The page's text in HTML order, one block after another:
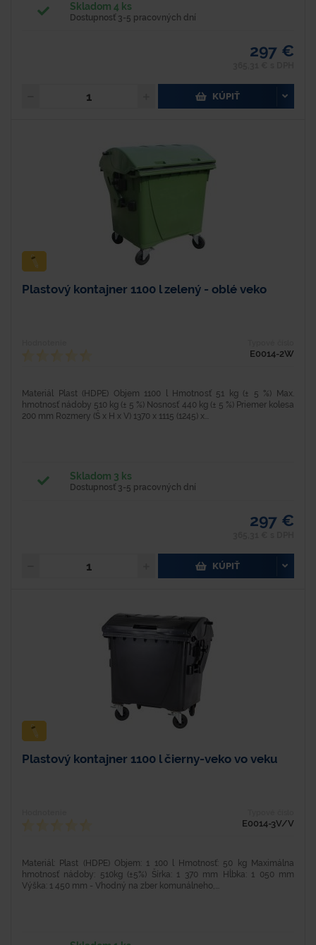
Skladom 4 ks
Dostupnosť 3-5 pracovných dní
297 €
KÚPIŤ
Plastový kontajner 1100 l zelený - oblé veko
E0014-2W
Materiál Plast (HDPE) Objem 1100 l Hmotnosť 51 kg (± 5 %) Max.
hmotnosť nádoby 510 kg (± 5 %) Nosnosť 440 kg (± 5 %) Priemer kolesa
200 mm Rozmery (Š x H x V) 1370 x 1115 (1245) x...
Skladom 3 ks
Dostupnosť 3-5 pracovných dní
297 €
KÚPIŤ
Plastový kontajner 1100 l čierny-veko vo veku
E0014-3V/V
Materiál: Plast (HDPE) Objem: 1 100 l Hmotnosť: 50 kg Maximálna
hmotnosť nádoby: 510kg (±5%) Šírka: 1 370 mm Hĺbka: 1 050 mm
Výška: 1 450 mm - Vhodný na zber komunálneho,...